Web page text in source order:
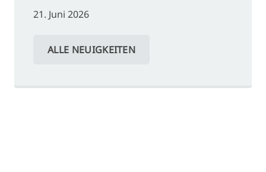
21. Juni 2026
ALLE NEUIGKEITEN